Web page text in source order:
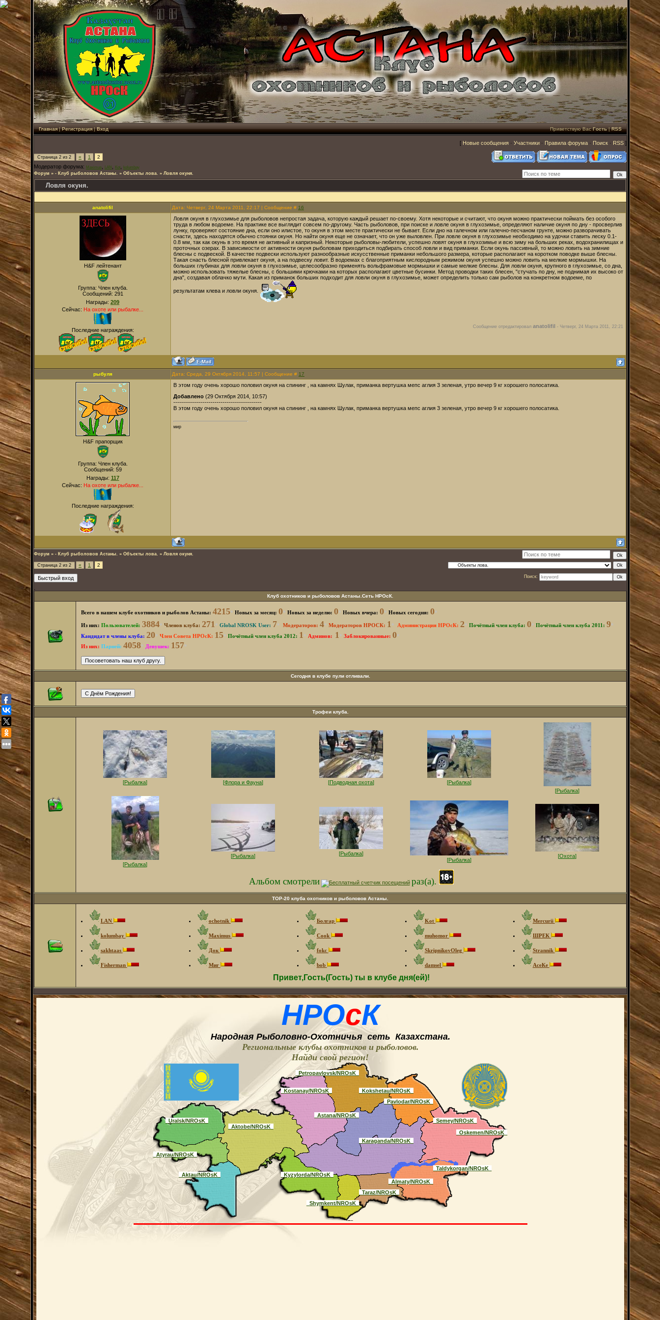
Главная|Регистрация|Вход Приветствую Вас Гость|RSS
[ Новые сообщения · Участники · Правила форума · Поиск · RSS ]
Страница 2 из 2 « 1 2
Модератор форума: Maximus LAN Kot kolumbay
Форум » - Клуб рыболовов Астаны. » Объекты лова. » Ловля окуня.
Ловля окуня.
anatolifil Дата: Четверг, 24 Марта 2011, 22:17 | Сообщение # 16
H&F лейтенант
Группа: Член клуба.
Сообщений: 291
Награды: 209
Сейчас: На охоте или рыбалке...
Последние награждения:
Ловля окуня в глухозимье для рыболовов непростая задача, которую каждый решает по-своему. Хотя некоторые и считают, что окуня можно практически поймать без особого
труда в любом водоеме. На практике все выглядит совсем по-другому. Часть рыболовов, при поиске и ловле окуня в глухозимье, определяют наличие окуня по дну - просверлив
лунку, проверяют состояние дна, если оно илистое, то окуня в этом месте практически не бывает. Если дно на галечном или галечно-песчаном грунте, можно разворачивать
снасти, здесь находятся обычно стоянки окуня. Но найти окуня еще не означает, что он уже выловлен. При ловле окуня в глухозимье необходимо на удочки ставить леску 0.1-
0.8 мм, так как окунь в это время не активный и капризный. Некоторые рыболовы-любители, успешно ловят окуня в глухозимье и всю зиму на больших реках, водохранилищах и
проточных озерах. В зависимости от активности окуня рыболовам приходиться подбирать способ ловли и вид приманки. Если окунь пассивный, то можно ловить на зимние
блесны с подвеской. В качестве подвески используют разнообразные искусственные приманки небольшого размера, которые располагают на коротком поводке выше блесны.
Такая снасть блесной привлекает окуня, а на подвеску ловит. В водоемах с благоприятным кислородным режимом окуня успешно можно ловить на мелкие мормышки. На
больших глубинах для ловли окуня в глухозимье, целесообразно применять вольфрамовые мормышки и самые мелкие блесны. Для ловли окуня, крупного в глухозимье, со дна,
можно использовать тяжелые блесны, с большими крючками на которых располагают цветные бусинки. Метод проводки таких блесен, "стучать по дну, не поднимая их высоко от
дна", создавая облачко мути. Какая из приманок больших подходит для ловли окуня в глухозимье, может определить только сам рыболов на конкретном водоеме, по
результатам клева и ловли окуня.
Сообщение отредактировал anatolifil - Четверг, 24 Марта 2011, 22:21
рыбуля Дата: Среда, 29 Октября 2014, 11:57 | Сообщение # 17
H&F прапорщик
Группа: Член клуба.
Сообщений: 59
Награды: 117
Сейчас: На охоте или рыбалке...
Последние награждения:
В этом году очень хорошо половил окуня на спининг , на камнях Шулак, приманка вертушка мепс аглия 3 зеленая, утро вечер 9 кг хорошего полосатика.
Добавлено (29 Октября 2014, 10:57)
---------------------------------------------
В этом году очень хорошо половил окуня на спининг , на камнях Шулак, приманка вертушка мепс аглия 3 зеленая, утро вечер 9 кг хорошего полосатика.
мир
Форум » - Клуб рыболовов Астаны. » Объекты лова. » Ловля окуня.
Страница 2 из 2 « 1 2
Поиск:
Клуб охотников и рыболовов Астаны.Сеть НРОсК.
Всего в нашем клубе охотников и рыболов Астаны: 4215* Новых за месяц: 0* Новых за неделю: 0* Новых вчера: 0* Новых сегодня: 0*
Из них: Пользователей: 3884* Членов клуба: 271* Global NROSK User: 7* Модераторов: 4* Модераторов НРОСК: 1* Администрация НРОсК: 2* Почётный член клуба: 0* Почётный член клуба 2011: 9*
Кандидат в члены клуба: 20* Член Совета НРОсК: 15* Почётный член клуба 2012: 1* Админов: 1* Заблокированные: 0*
Из них: Парней: 4058* Девушек: 157*
Сегодня в клубе пули отливали.
Трофеи клуба.
[Рыбалка] [Флора и Фауна] [Подводная охота] [Рыбалка]
[Рыбалка]
[Рыбалка]
[Рыбалка] [Рыбалка]
[Рыбалка]
[Охота]
Альбом смотрели раз(а).
ТOP-20 клуба охотников и рыболовов Астаны.
LAN ochotnik Болгар Kot Mercurii
kolumbay Maximus Cook muhomor ШРЕК
sakhtaas Док fokc SkripnikovOleg Strannik
Fisherman Миг bob damsel АсеКе
Привет,Гость(Гость) ты в клубе дня(ей)!
НРОсК
Народная Рыболовно-Oхотничья сеть Казахстана.
Региональные клубы охотников и рыболовов.
Найди свой регион!
_Petropavlovsk/NROsK_
_Kostanay/NROsK_
_Kokshetau/NROsK_
_Pavlodar/NROsK_
_Uralsk/NROsK_
_Aktobe/NROsK_
_Astana/NROsK_
_Semey/NROsK_
_Karaganda/NROsK_
_Oskemen/NROsK_
_Atyrau/NROsK_
_Aktau/NROsK_
_Kyzylorda/NROsK_
_Almaty/NROsK_
_Taldykorgan/NROsK_
_Taraz/NROsK_
_Shymkent/NROsK_